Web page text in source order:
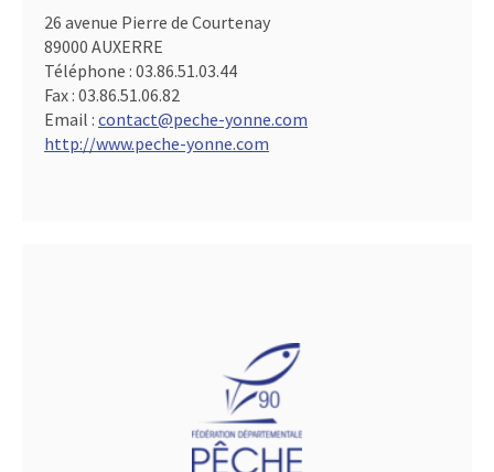
26 avenue Pierre de Courtenay
89000 AUXERRE
Téléphone : 03.86.51.03.44
Fax : 03.86.51.06.82
Email : contact@peche-yonne.com
http://www.peche-yonne.com